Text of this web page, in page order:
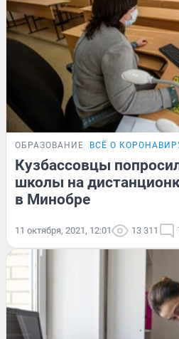
ОБРАЗОВАНИЕ ВСЁ О
Кузбассовцы
школы на
в Минобре
11 октября, 2021, 12:01 13 311